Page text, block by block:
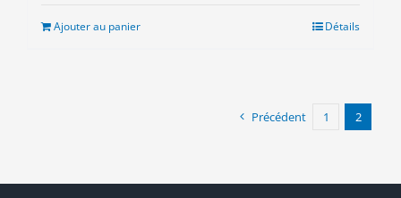
est :
Ajouter au panier Détails
Précédent 1 2